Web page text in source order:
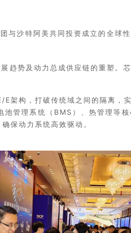
与沙特阿美共同投资成立的全球
趋势及动力总成供应链的重塑。
架构，打破传统域之间的隔离，
管理系统（BMS）、热管理等
保动力系统高效驱动。